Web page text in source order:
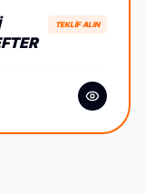
TEKLİF ALIN